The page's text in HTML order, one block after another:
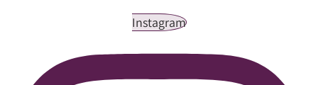
Instagram